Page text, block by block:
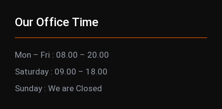
Our Office Time
Mon – Fri : 08.00 – 20.00
Saturday : 09.00 – 18.00
Sunday : We are Closed